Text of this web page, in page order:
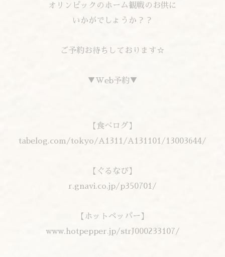
オリンピックのホーム観戦のお供に
いかがでしょうか？？
ご予約お待ちしております☆
▼Web予約▼
【食べログ】
tabelog.com/tokyo/A1311/A131101/13003644/
【ぐるなび】
r.gnavi.co.jp/p350701/
【ホットペッパー】
www.hotpepper.jp/strJ000233107/